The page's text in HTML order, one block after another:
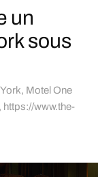
un
sous
Motel One
https://www.the-